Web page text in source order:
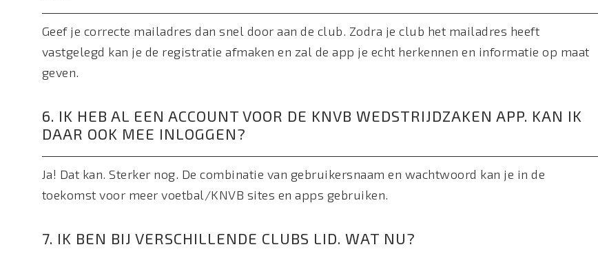
Geef je correcte mailadres dan snel door aan de club. Zodra je club het mailadres heeft
vastgelegd kan je de registratie afmaken en zal de app je echt herkennen en informatie op maat
geven.
6. IK HEB AL EEN ACCOUNT VOOR DE KNVB WEDSTRIJDZAKEN APP. KAN IK
DAAR OOK MEE INLOGGEN?
Ja! Dat kan. Sterker nog. De combinatie van gebruikersnaam en wachtwoord kan je in de
toekomst voor meer voetbal/KNVB sites en apps gebruiken.
7. IK BEN BIJ VERSCHILLENDE CLUBS LID. WAT NU?